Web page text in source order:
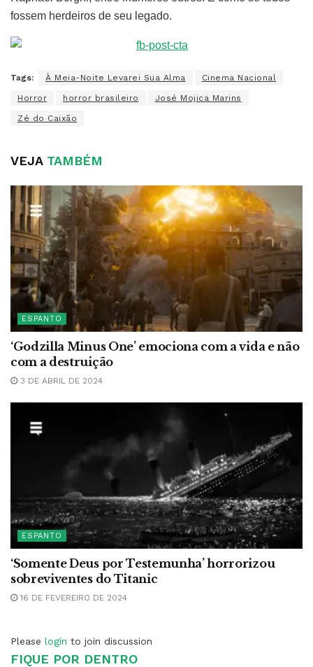
fossem herdeiros de seu legado.
Tags: À Meia-Noite Levarei Sua Alma Cinema Nacional
Horror horror brasileiro José Mojica Marins
Zé do Caixão
VEJATAMBÉM
ESPANTO
‘Godzilla Minus One’ emociona com a vida e não
com a destruição
3 DE ABRIL DE 2024
ESPANTO
‘Somente Deus por Testemunha’ horrorizou
sobreviventes do Titanic
16 DE FEVEREIRO DE 2024
Please login to join discussion
FIQUE POR DENTRO